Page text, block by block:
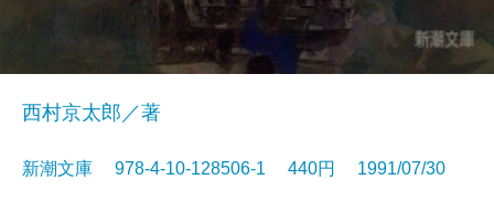
西村京太郎／著
新潮文庫 978-4-10-128506-1 440円 1991/07/30